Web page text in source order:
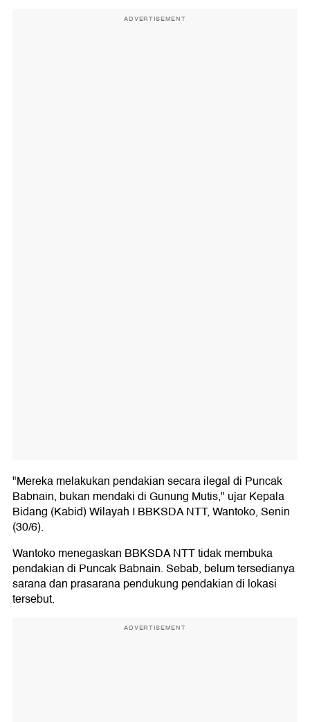
ADVERTISEMENT
"Mereka melakukan pendakian secara ilegal di Puncak
Babnain, bukan mendaki di Gunung Mutis," ujar Kepala
Bidang (Kabid) Wilayah I BBKSDA NTT, Wantoko, Senin
(30/6).
Wantoko menegaskan BBKSDA NTT tidak membuka
pendakian di Puncak Babnain. Sebab, belum tersedianya
sarana dan prasarana pendukung pendakian di lokasi
tersebut.
ADVERTISEMENT